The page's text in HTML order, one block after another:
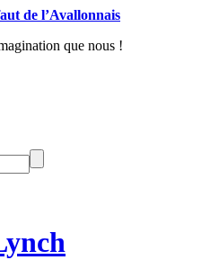
de l’Avallonnais
que nous !